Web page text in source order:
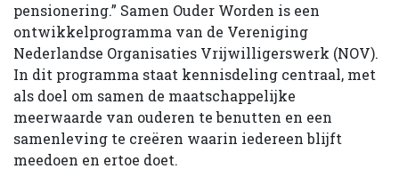
pensionering.” Samen Ouder Worden is een
ontwikkelprogramma van de Vereniging
Nederlandse Organisaties Vrijwilligerswerk (NOV).
In dit programma staat kennisdeling centraal, met
als doel om samen de maatschappelijke
meerwaarde van ouderen te benutten en een
samenleving te creëren waarin iedereen blijft
meedoen en ertoe doet.